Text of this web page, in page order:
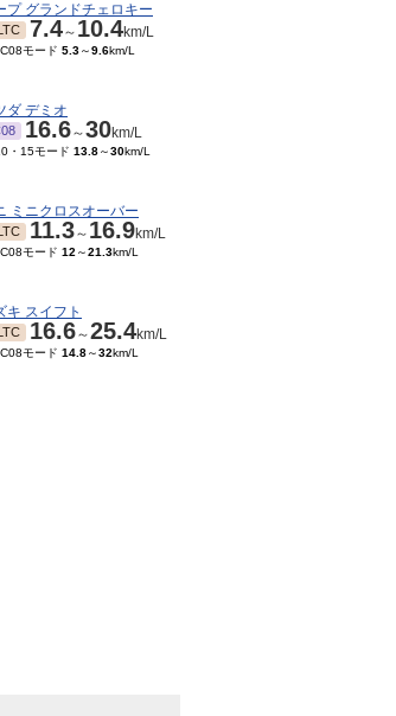
プ グランドチェロキー
7.4～ 10.4km/L
モード 5.3～9.6km/L
ダ デミオ
16.6～30km/L
・15モード 13.8～30km/L
ミニクロスオーバー
11.3～ 16.9km/L
モード 12 ～21.3km/L
キ スイフト
16.6～25.4km/L
モード 14.8～32km/L